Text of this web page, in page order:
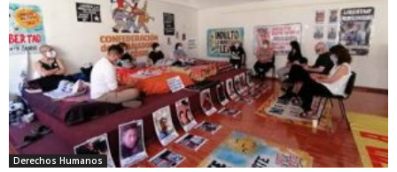
Derechos Humanos